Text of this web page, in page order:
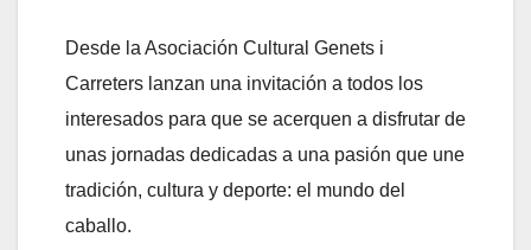
Desde la Asociación Cultural Genets i
Carreters lanzan una invitación a todos los
interesados para que se acerquen a disfrutar de
unas jornadas dedicadas a una pasión que une
tradición, cultura y deporte: el mundo del
caballo.